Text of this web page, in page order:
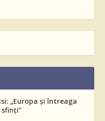
„Europa și întreaga